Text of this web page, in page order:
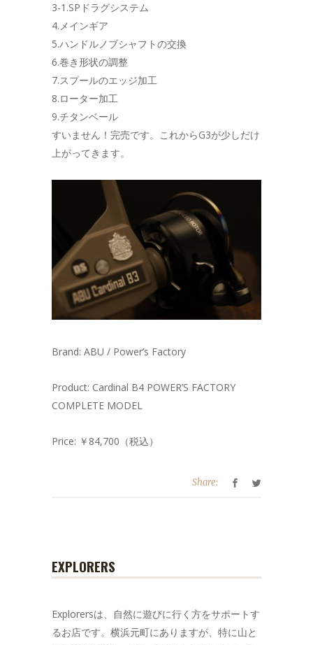
3-1.SPドラグシステム
4.メインギア
5.ハンドルノブシャフトの交換
6.巻き形状の調整
7.スプールのエッジ加工
8.ローター加工
9.チタンベール
すいません！完売です。これからG3が少しだけ
上がってきます。
Brand: ABU / Power’s Factory
Product: Cardinal B4 POWER’S FACTORY
COMPLETE MODEL
Price: ￥84,700（税込）
Share:
EXPLORERS
Explorersは、自然に遊びに行く方をサポートす
るお店です。横浜元町にありますが、特に山と